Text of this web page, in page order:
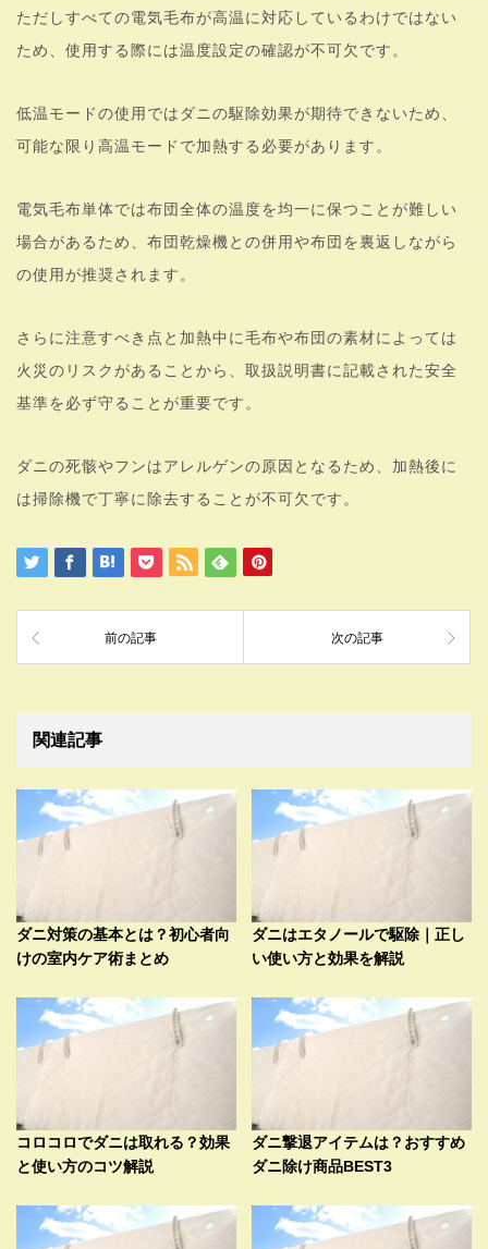
ただしすべての電気毛布が高温に対応しているわけではない
ため、使用する際には温度設定の確認が不可欠です。
低温モードの使用ではダニの駆除効果が期待できないため、
可能な限り高温モードで加熱する必要があります。
電気毛布単体では布団全体の温度を均一に保つことが難しい
場合があるため、布団乾燥機との併用や布団を裏返しながら
の使用が推奨されます。
さらに注意すべき点と加熱中に毛布や布団の素材によっては
火災のリスクがあることから、取扱説明書に記載された安全
基準を必ず守ることが重要です。
ダニの死骸やフンはアレルゲンの原因となるため、加熱後に
は掃除機で丁寧に除去することが不可欠です。
前の記事 次の記事
関連記事
ダニ対策の基本とは？初心者向
けの室内ケア術まとめ
ダニはエタノールで駆除｜正し
い使い方と効果を解説
コロコロでダニは取れる？効果
と使い方のコツ解説
ダニ撃退アイテムは？おすすめ
ダニ除け商品BEST3